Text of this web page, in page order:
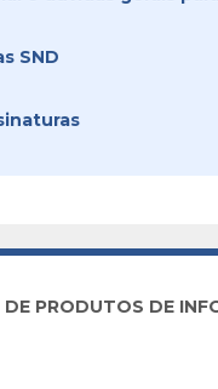
SND
PRODUTOS DE